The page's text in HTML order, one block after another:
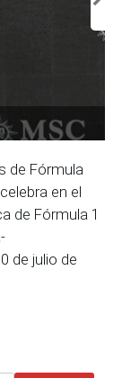
de Fórmula
en el
de Fórmula 1
de julio de